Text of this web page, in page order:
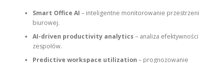
Smart Office AI – inteligentne monitorowanie przestrzeni
biurowej.
AI-driven productivity analytics – analiza efektywności
zespołów.
Predictive workspace utilization – prognozowanie